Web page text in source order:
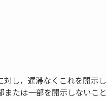
し，遅滞なくこれを開示
たは一部を開示しないこ